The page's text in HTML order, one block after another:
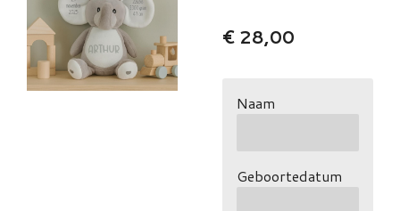
€ 28,00
Naam
Geboortedatum